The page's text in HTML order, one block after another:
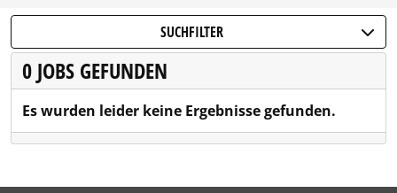
SUCHFILTER
0 JOBS GEFUNDEN
Es wurden leider keine Ergebnisse gefunden.